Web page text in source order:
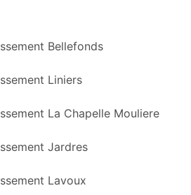
Bellefonds
Liniers
La Chapelle Mouliere
Jardres
Lavoux